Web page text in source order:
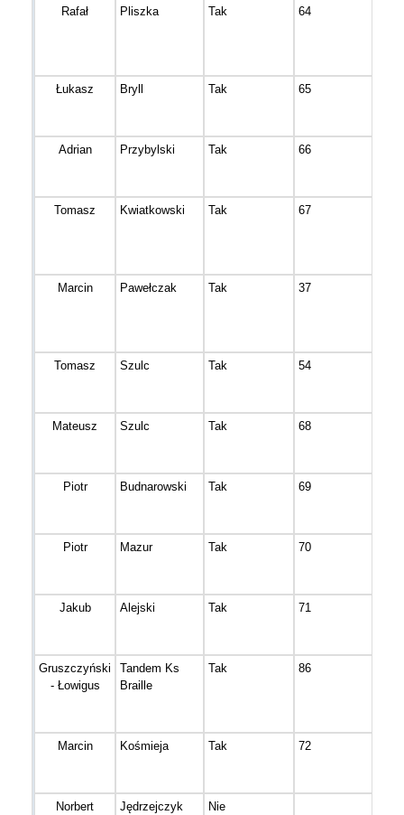
Rafał Pliszka Tak 64
Łukasz Bryll Tak 65
Adrian Przybylski Tak 66
Tomasz Kwiatkowski Tak 67
Marcin Pawełczak Tak 37
Tomasz Szulc Tak 54
Mateusz Szulc Tak 68
Piotr Budnarowski Tak 69
Piotr Mazur Tak 70
Jakub Alejski Tak 71
Gruszczyński
- Łowigus
Tandem Ks
Braille
Tak 86
Marcin Kośmieja Tak 72
Norbert Jędrzejczyk Nie